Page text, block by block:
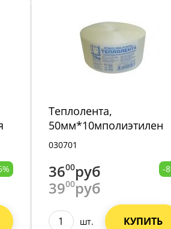
Теплолента,
50мм*10мполиэтилен
для окон /10/100/
030701
3600руб
3900руб
-
шт. КУПИТЬ